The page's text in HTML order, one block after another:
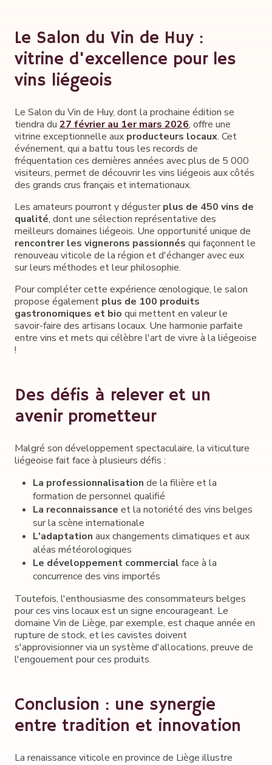
Le Salon du Vin de Huy :
vitrine d'excellence pour les
vins liégeois
Le Salon du Vin de Huy, dont la prochaine édition se
tiendra du 27 février au 1er mars 2026, offre une
vitrine exceptionnelle aux producteurs locaux. Cet
événement, qui a battu tous les records de
fréquentation ces dernières années avec plus de 5 000
visiteurs, permet de découvrir les vins liégeois aux côtés
des grands crus français et internationaux.
Les amateurs pourront y déguster plus de 450 vins de
qualité, dont une sélection représentative des
meilleurs domaines liégeois. Une opportunité unique de
rencontrer les vignerons passionnés qui façonnent le
renouveau viticole de la région et d'échanger avec eux
sur leurs méthodes et leur philosophie.
Pour compléter cette expérience œnologique, le salon
propose également plus de 100 produits
gastronomiques et bio qui mettent en valeur le
savoir-faire des artisans locaux. Une harmonie parfaite
entre vins et mets qui célèbre l'art de vivre à la liégeoise
!
Des défis à relever et un
avenir prometteur
Malgré son développement spectaculaire, la viticulture
liégeoise fait face à plusieurs défis :
La professionnalisation de la filière et la
formation de personnel qualifié
La reconnaissance et la notoriété des vins belges
sur la scène internationale
L'adaptation aux changements climatiques et aux
aléas météorologiques
Le développement commercial face à la
concurrence des vins importés
Toutefois, l'enthousiasme des consommateurs belges
pour ces vins locaux est un signe encourageant. Le
domaine Vin de Liège, par exemple, est chaque année en
rupture de stock, et les cavistes doivent
s'approvisionner via un système d'allocations, preuve de
l'engouement pour ces produits.
Conclusion : une synergie
entre tradition et innovation
La renaissance viticole en province de Liège illustre